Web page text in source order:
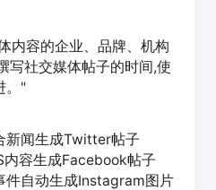
内容的企业、品牌、机构
写社交媒体帖子的时间,使
。"
新闻生成Twitter帖子
容生成Facebook帖子
件自动生成Instagram图片